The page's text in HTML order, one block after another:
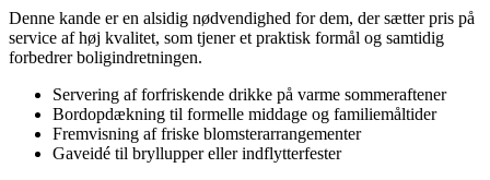
Denne kande er en alsidig nødvendighed for dem, der sætter pris på
service af høj kvalitet, som tjener et praktisk formål og samtidig
forbedrer boligindretningen.
Servering af forfriskende drikke på varme sommeraftener
Bordopdækning til formelle middage og familiemåltider
Fremvisning af friske blomsterarrangementer
Gaveidé til bryllupper eller indflytterfester